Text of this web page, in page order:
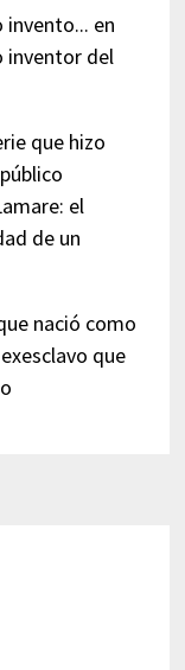
invento... en
inventor del
que hizo
el
de un
nació como
que